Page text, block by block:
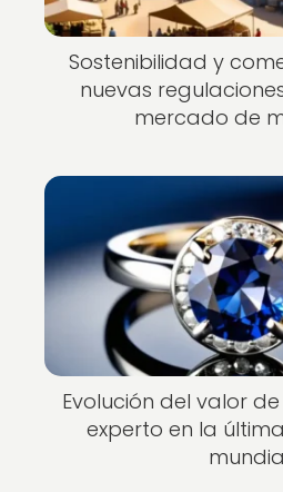
Sostenibilidad y
nuevas
mercado de
Evolución del valor
experto en la